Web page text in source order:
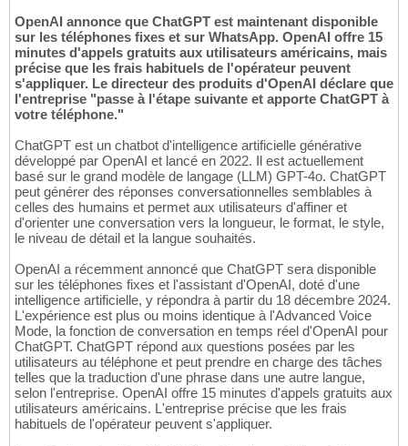
OpenAI annonce que ChatGPT est maintenant disponible
sur les téléphones fixes et sur WhatsApp. OpenAI offre 15
minutes d'appels gratuits aux utilisateurs américains, mais
précise que les frais habituels de l'opérateur peuvent
s'appliquer. Le directeur des produits d'OpenAI déclare que
l'entreprise "passe à l'étape suivante et apporte ChatGPT à
votre téléphone."
ChatGPT est un chatbot d'intelligence artificielle générative
développé par OpenAI et lancé en 2022. Il est actuellement
basé sur le grand modèle de langage (LLM) GPT-4o. ChatGPT
peut générer des réponses conversationnelles semblables à
celles des humains et permet aux utilisateurs d'affiner et
d'orienter une conversation vers la longueur, le format, le style,
le niveau de détail et la langue souhaités.
OpenAI a récemment annoncé que ChatGPT sera disponible
sur les téléphones fixes et l'assistant d'OpenAI, doté d'une
intelligence artificielle, y répondra à partir du 18 décembre 2024.
L'expérience est plus ou moins identique à l'Advanced Voice
Mode, la fonction de conversation en temps réel d'OpenAI pour
ChatGPT. ChatGPT répond aux questions posées par les
utilisateurs au téléphone et peut prendre en charge des tâches
telles que la traduction d'une phrase dans une autre langue,
selon l'entreprise. OpenAI offre 15 minutes d'appels gratuits aux
utilisateurs américains. L'entreprise précise que les frais
habituels de l'opérateur peuvent s'appliquer.